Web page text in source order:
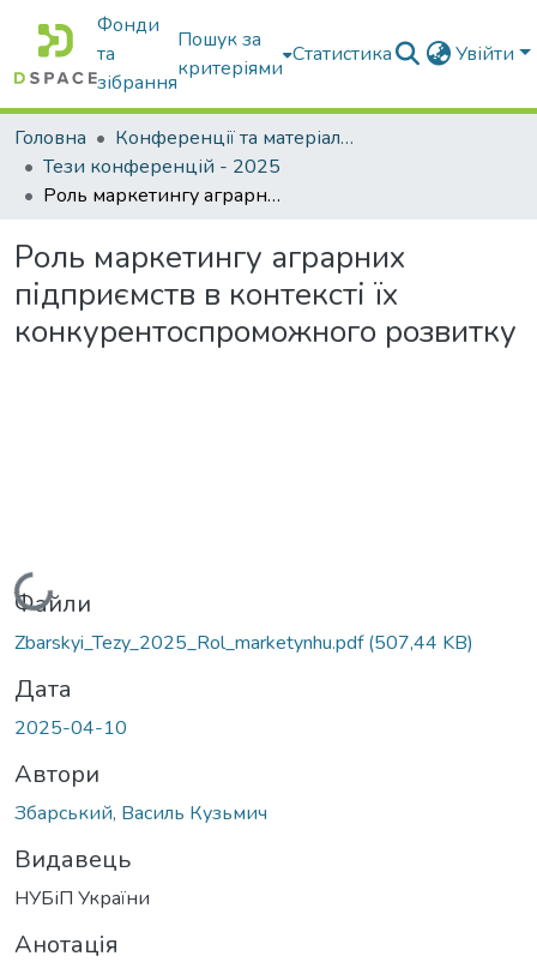
Фонди
та
зібрання
Пошук за
критеріями
Статистика Увійти
Головна
Конференції та матеріали конференцій
Тези конференцій - 2025
Роль маркетингу аграрних підприємств в контексті їх конкурентоспроможного розвитку
Роль маркетингу аграрних
підприємств в контексті їх
конкурентоспроможного розвитку
Вантажиться...
Файли
Zbarskyi_Tezy_2025_Rol_marketynhu.pdf(507,44 KB)
Дата
2025-04-10
Автори
Збарський, Василь Кузьмич
Видавець
НУБіП України
Анотація